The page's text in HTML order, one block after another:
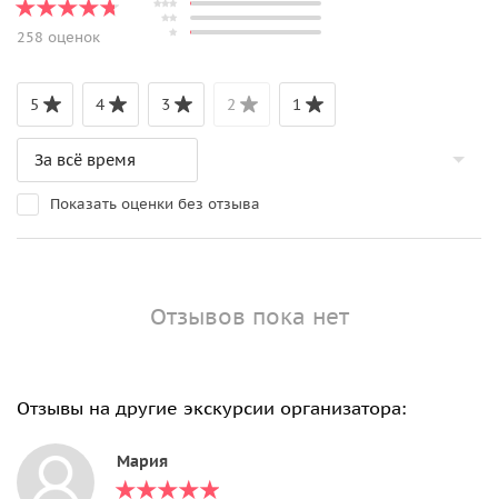
258 оценок
5 4 3 2 1
Показать оценки без отзыва
Отзывов пока нет
Отзывы на другие экскурсии организатора:
Мария